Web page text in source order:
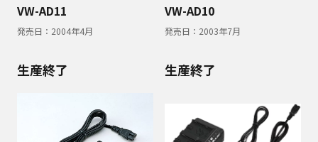
VW-AD11
発売日： 2004年4月
VW-AD10
発売日： 2003年7月
生産終了 生産終了